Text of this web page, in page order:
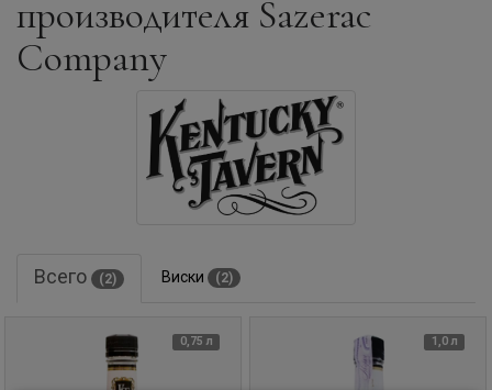
производителя Sazerac
Company
Всего (2) Виски (2)
0,75 л 1,0 л